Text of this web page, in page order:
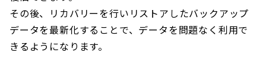
その後、リカバリーを行いリストアしたバックアップ
データを最新化することで、データを問題なく利用で
きるようになります。